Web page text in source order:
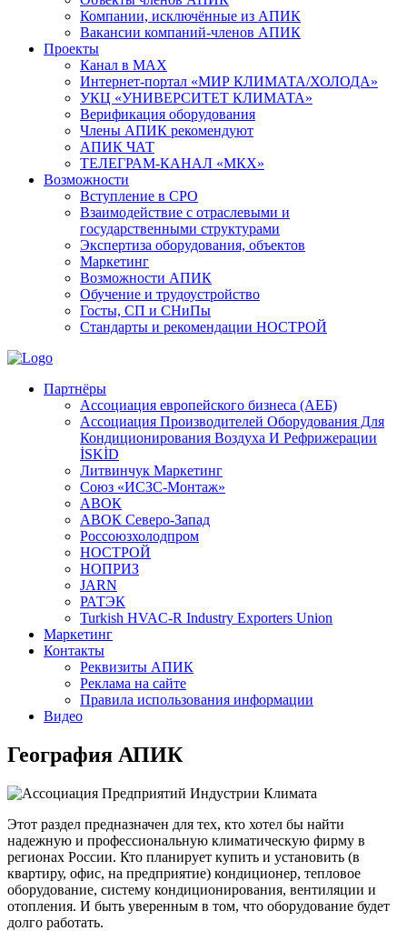
Компании, исключённые из АПИК
Вакансии компаний-членов АПИК
Проекты
Канал в MAX
Интернет-портал «МИР КЛИМАТА/ХОЛОДА»
УКЦ «УНИВЕРСИТЕТ КЛИМАТА»
Верификация оборудования
Члены АПИК рекомендуют
АПИК ЧАТ
ТЕЛЕГРАМ-КАНАЛ «МКХ»
Возможности
Вступление в СРО
Взаимодействие с отраслевыми и
государственными структурами
Экспертиза оборудования, объектов
Маркетинг
Возможности АПИК
Обучение и трудоустройство
Госты, СП и СНиПы
Стандарты и рекомендации НОСТРОЙ
Партнёры
Ассоциация европейского бизнеса (АЕБ)
Aссоциация Производителей Оборудования Для
Кондиционирования Воздуха И Рефрижерации
İSKİD
Литвинчук Маркетинг
Союз «ИСЗС-Монтаж»
АВОК
АВОК Северо-Запад
Россоюзхолодпром
НОСТРОЙ
НОПРИЗ
JARN
РАТЭК
Turkish HVAC-R Industry Exporters Union
Маркетинг
Контакты
Реквизиты АПИК
Реклама на сайте
Правила использования информации
Видео
География АПИК
Этот раздел предназначен для тех, кто хотел бы найти
надежную и профессиональную климатическую фирму в
регионах России. Кто планирует купить и установить (в
квартиру, офис, на предприятие) кондиционер, тепловое
оборудование, систему кондиционирования, вентиляции и
отопления. И быть уверенным в том, что оборудование будет
долго работать.